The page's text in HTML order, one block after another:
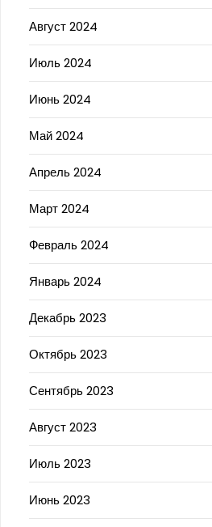
Август 2024
Июль 2024
Июнь 2024
Май 2024
Апрель 2024
Март 2024
Февраль 2024
Январь 2024
Декабрь 2023
Октябрь 2023
Сентябрь 2023
Август 2023
Июль 2023
Июнь 2023